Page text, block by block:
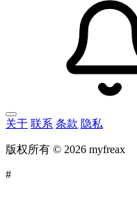
关于 联系 条款 隐私
版权所有 © 2026 myfreax
#